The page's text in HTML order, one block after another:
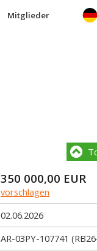
Mitglieder
350 000,00 EUR
vorschlagen
02.06.2026
AR-03PY-107741